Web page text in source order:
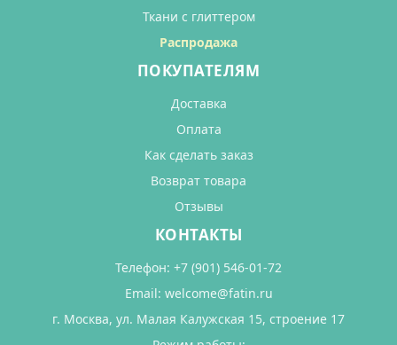
Ткани с глиттером
Распродажа
ПОКУПАТЕЛЯМ
Доставка
Оплата
Как сделать заказ
Возврат товара
Отзывы
КОНТАКТЫ
Телефон: +7 (901) 546-01-72
Email: welcome@fatin.ru
г. Москва, ул. Малая Калужская 15, строение 17